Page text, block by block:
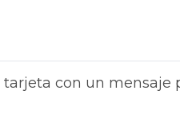
con un mensaje